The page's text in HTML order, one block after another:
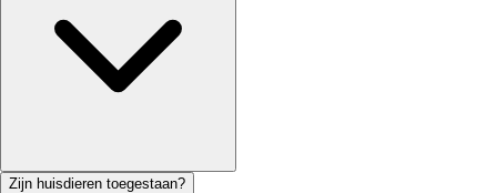
Zijn huisdieren toegestaan?